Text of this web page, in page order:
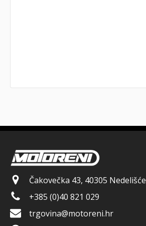
Čakovečka 43, 40305 Nedelišće
+385 (0)40 821 029
trgovina@motoreni.hr